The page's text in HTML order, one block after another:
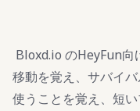
Bloxd.io のHeyFun向
移動を覚え、サバイ
使うことを覚え、短